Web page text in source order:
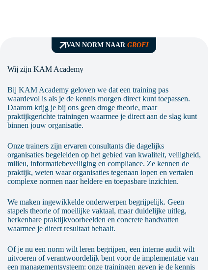
VAN NORM NAARGROEI
Wij zijn KAM Academy
Bij KAM Academy geloven we dat een training pas
waardevol is als je de kennis morgen direct kunt toepassen.
Daarom krijg je bij ons geen droge theorie, maar
praktijkgerichte trainingen waarmee je direct aan de slag kunt
binnen jouw organisatie.
Onze trainers zijn ervaren consultants die dagelijks
organisaties begeleiden op het gebied van kwaliteit, veiligheid,
milieu, informatiebeveiliging en compliance. Ze kennen de
praktijk, weten waar organisaties tegenaan lopen en vertalen
complexe normen naar heldere en toepasbare inzichten.
We maken ingewikkelde onderwerpen begrijpelijk. Geen
stapels theorie of moeilijke vaktaal, maar duidelijke uitleg,
herkenbare praktijkvoorbeelden en concrete handvatten
waarmee je direct resultaat behaalt.
Of je nu een norm wilt leren begrijpen, een interne audit wilt
uitvoeren of verantwoordelijk bent voor de implementatie van
een managementsysteem: onze trainingen geven je de kennis